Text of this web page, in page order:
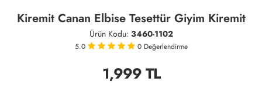
Kiremit Canan Elbise Tesettür Giyim Kiremit
Ürün Kodu: 3460-1102
5.0 0 Değerlendirme
1,999TL